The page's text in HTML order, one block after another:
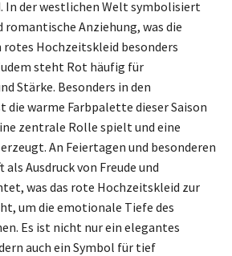
In der westlichen Welt symbolisiert
romantische Anziehung, was die
rotes Hochzeitskleid besonders
steht Rot häufig für
Stärke. Besonders in den
warme Farbpalette dieser Saison
zentrale Rolle spielt und eine
An Feiertagen und besonderen
Ausdruck von Freude und
was das rote Hochzeitskleid zur
um die emotionale Tiefe des
Es ist nicht nur ein elegantes
auch ein Symbol für tief